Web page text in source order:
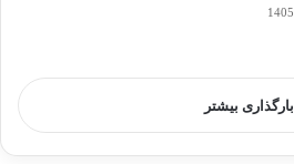
بارگذاری بیشتر